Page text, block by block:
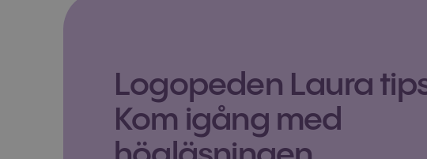
Logopeden Laura
Kom igång med